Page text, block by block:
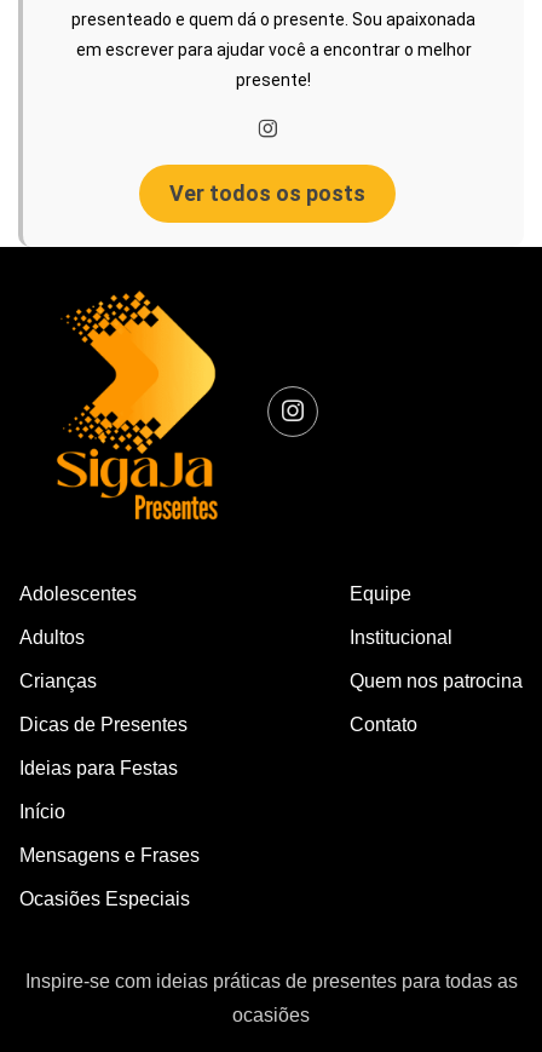
presenteado e quem dá o presente. Sou apaixonada
em escrever para ajudar você a encontrar o melhor
presente!
Ver todos os posts
Adolescentes
Adultos
Crianças
Dicas de Presentes
Ideias para Festas
Início
Mensagens e Frases
Ocasiões Especiais
Equipe
Institucional
Quem nos patrocina
Contato
Inspire-se com ideias práticas de presentes para todas as
ocasiões